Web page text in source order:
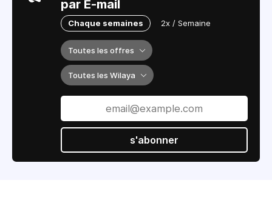
par E-mail
Chaque semaines 2x / Semaine
Toutes les offres
Toutes les Wilaya
s'abonner